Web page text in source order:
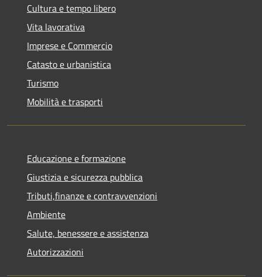
Cultura e tempo libero
Vita lavorativa
Imprese e Commercio
Catasto e urbanistica
Turismo
Mobilità e trasporti
Educazione e formazione
Giustizia e sicurezza pubblica
Tributi,finanze e contravvenzioni
Ambiente
Salute, benessere e assistenza
Autorizzazioni